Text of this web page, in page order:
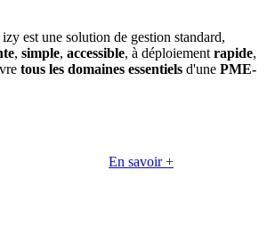
est une solution de gestion standard,
, simple, accessible, à déploiement rapide,
tous les domaines essentiels d'une PME-
En savoir +